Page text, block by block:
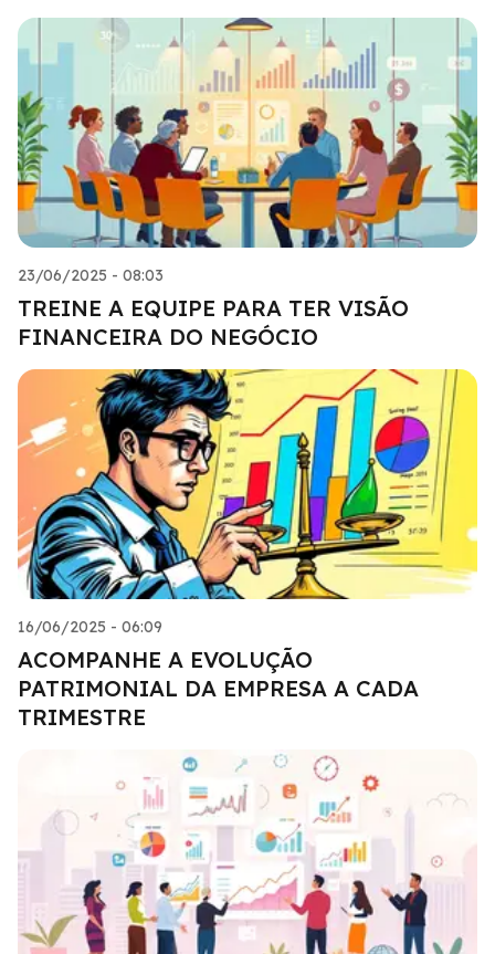
23/06/2025 - 08:03
TREINE A EQUIPE PARA TER VISÃO
FINANCEIRA DO NEGÓCIO
16/06/2025 - 06:09
ACOMPANHE A EVOLUÇÃO
PATRIMONIAL DA EMPRESA A CADA
TRIMESTRE